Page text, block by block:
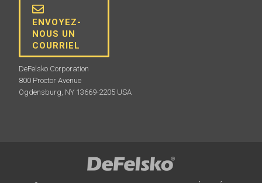
ENVOYEZ-
NOUS UN
COURRIEL
DeFelsko Corporation
800 Proctor Avenue
Ogdensburg, NY 13669-2205 USA